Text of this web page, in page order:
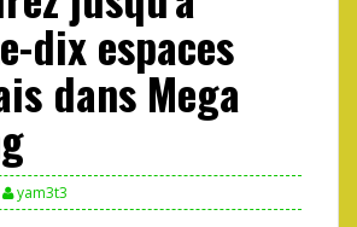
dix espaces
dans Mega
yam3t3